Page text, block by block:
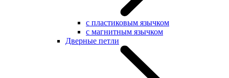
с пластиковым язычком
с магнитным язычком
Дверные петли